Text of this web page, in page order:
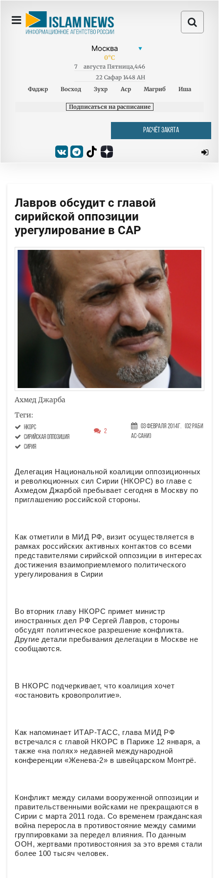
0°C
7 августа Пятница,4:46
22 Сафар 1448 AH
Фаджр
Восход Зухр Аср Магриб Иша
Подписаться на расписание
РАСЧЁТ ЗАКЯТА
Лавров обсудит с главой
сирийской оппозиции
урегулирование в САР
Ахмед Джарба
Теги:
НКОРС
сирийская оппозиция
Сирия
2
03 Февраля 2014г. (02 Раби
ас-сани)
Делегация Национальной коалиции оппозиционных
и революционных сил Сирии (НКОРС) во главе с
Ахмедом Джарбой пребывает сегодня в Москву по
приглашению российской стороны.
Как отметили в МИД РФ, визит осуществляется в
рамках российских активных контактов со всеми
представителями сирийской оппозиции в интересах
достижения взаимоприемлемого политического
урегулирования в Сирии
Во вторник главу НКОРС примет министр
иностранных дел РФ Сергей Лавров, стороны
обсудят политическое разрешение конфликта.
Другие детали пребывания делегации в Москве не
сообщаются.
В НКОРС подчеркивает, что коалиция хочет
«остановить кровопролитие».
Как напоминает ИТАР-ТАСС, глава МИД РФ
встречался с главой НКОРС в Париже 12 января, а
также «на полях» недавней международной
конференции «Женева-2» в швейцарском Монтрё.
Конфликт между силами вооруженной оппозиции и
правительственными войсками не прекращаются в
Сирии с марта 2011 года. Со временем гражданская
война переросла в противостояние между самими
группировками за передел влияния. По данным
ООН, жертвами противостояния за это время стали
более 100 тысяч человек.